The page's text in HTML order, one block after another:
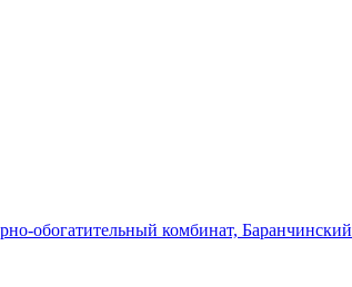
обогатительный комбинат, Баранчинский